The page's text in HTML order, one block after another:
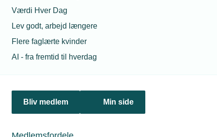
Værdi Hver Dag
Lev godt, arbejd længere
Flere faglærte kvinder
AI - fra fremtid til hverdag
Bliv medlem Min side
jura@tekniq.dk
tekniq@tekniq.dk